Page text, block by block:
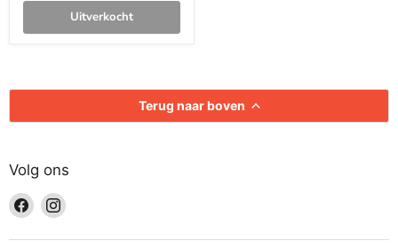
Uitverkocht
Terug naar boven
Volg ons
Vind
ons
op
Vind
op